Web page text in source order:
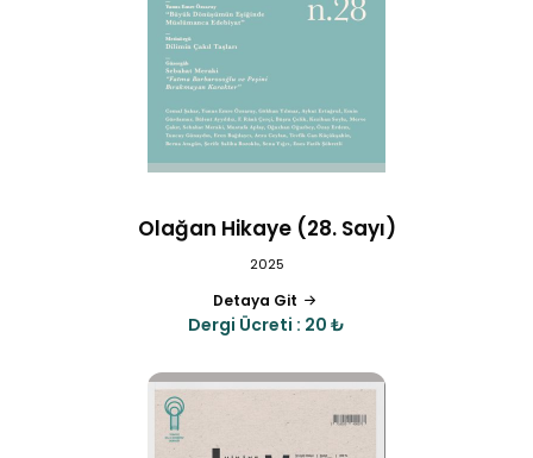
Olağan Hikaye (28. Sayı)
2025
Detaya Git
Dergi Ücreti : 20 ₺